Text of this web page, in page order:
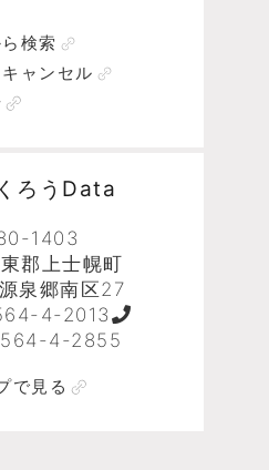
検索
ャンセル
ろうData
1403
郡上士幌町
泉郷南区27
4-2013
4-2855
で見る